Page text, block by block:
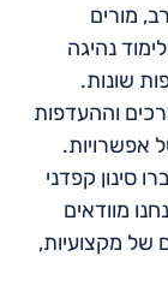
מורים
נהיגה
שונות.
וההעדפות
אפשרויות.
סינון קפדני
מוודאים
של מקצועיות,